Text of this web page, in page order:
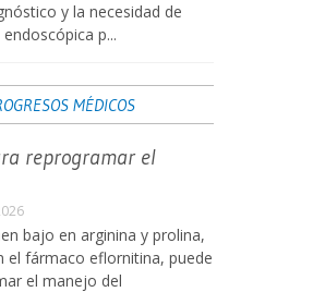
y la necesidad de
p...
MÉDICOS
reprogramar el
bajo en arginina y prolina,
el fármaco eflornitina, puede
el manejo del